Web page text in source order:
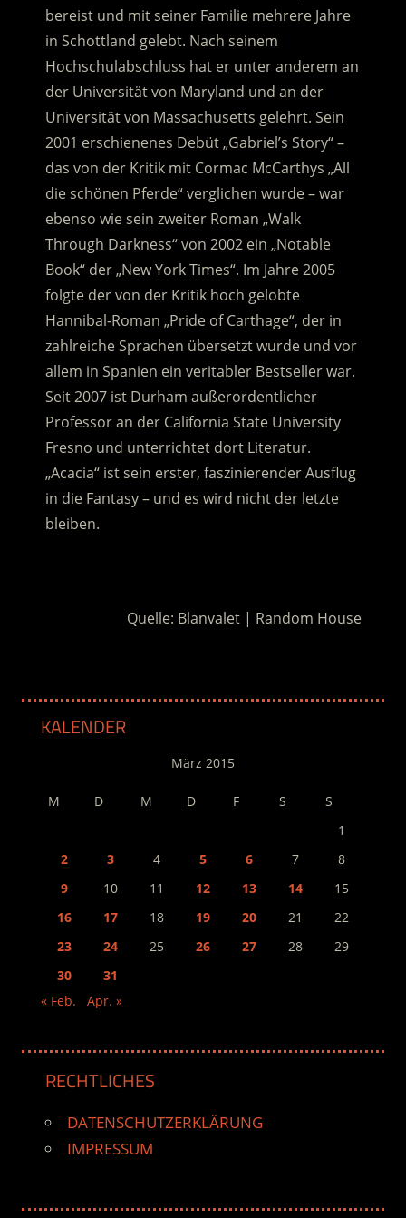
bereist und mit seiner Familie mehrere Jahre
in Schottland gelebt. Nach seinem
Hochschulabschluss hat er unter anderem an
der Universität von Maryland und an der
Universität von Massachusetts gelehrt. Sein
2001 erschienenes Debüt „Gabriel’s Story“ –
das von der Kritik mit Cormac McCarthys „All
die schönen Pferde“ verglichen wurde – war
ebenso wie sein zweiter Roman „Walk
Through Darkness“ von 2002 ein „Notable
Book“ der „New York Times“. Im Jahre 2005
folgte der von der Kritik hoch gelobte
Hannibal-Roman „Pride of Carthage“, der in
zahlreiche Sprachen übersetzt wurde und vor
allem in Spanien ein veritabler Bestseller war.
Seit 2007 ist Durham außerordentlicher
Professor an der California State University
Fresno und unterrichtet dort Literatur.
„Acacia“ ist sein erster, faszinierender Ausflug
in die Fantasy – und es wird nicht der letzte
bleiben.
Quelle: Blanvalet | Random House
KALENDER
März 2015
M D M D F S
S
1
2
3 4 5 6 7
8
9
10 11 12 13 14
15
16
17 18 19 20 21
22
23
24 25 26 27 28
29
30
31
« Feb.
Apr. »
RECHTLICHES
DATENSCHUTZERKLÄRUNG
IMPRESSUM